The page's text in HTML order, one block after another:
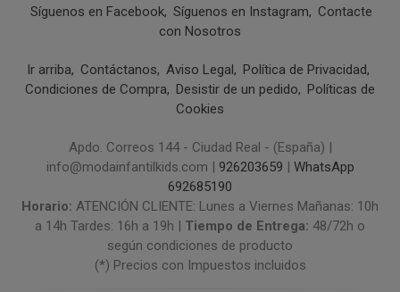
Síguenos en Facebook Síguenos en Instagram
Contacte
con Nosotros
Ir arriba Contáctanos Aviso Legal
Política de Privacidad
Condiciones de Compra
Desistir de un pedido
Políticas de
Cookies
Apdo. Correos 144 - Ciudad Real - (España) |
info@modainfantilkids.com | 926203659
WhatsApp
692685190
Horario: ATENCIÓN CLIENTE: Lunes a Viernes Mañanas: 10h
a 14h Tardes: 16h a 19h | Tiempo de Entrega: 48/72h o
según condiciones de producto
(*) Precios con Impuestos incluidos